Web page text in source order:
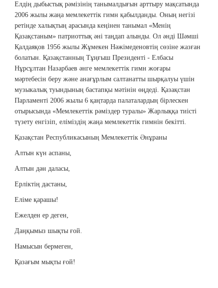
Елдің дыбыстық рәмізінің танымалдығын арттыру мақсатында
2006 жылы жаңа мемлекеттік гимн қабылданды. Оның негізі
ретінде халықтың арасында кеңінен танымал «Менің
Қазақстаным» патриоттық әні таңдап алынды. Ол әнді Шәмші
Қалдаяқов 1956 жылы Жұмекен Нәжімеденовтің сөзіне жазған
болатын. Қазақстанның Тұңғыш Президенті - Елбасы
Нұрсұлтан Назарбаев әнге мемлекеттік гимн жоғары
мәртебесін беру және анағұрлым салтанатты шырқалуы үшін
музыкалық туындының бастапқы мәтінін өңдеді. Қазақстан
Парламенті 2006 жылы 6 қаңтарда палаталардың бірлескен
отырысында «Мемлекеттік рәміздер туралы» Жарлыққа тиісті
түзету енгізіп, еліміздің жаңа мемлекеттік гимнін бекітті.
Қазақстан Республикасының Мемлекеттік Әнұраны
Алтын күн аспаны,
Алтын дән даласы,
Ерліктің дастаны,
Еліме қарашы!
Ежелден ер деген,
Даңқымыз шықты ғой.
Намысын бермеген,
Қазағым мықты ғой!